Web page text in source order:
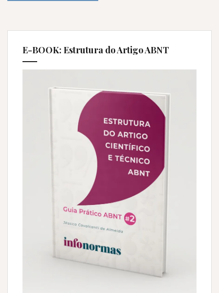
E-BOOK: Estrutura do Artigo ABNT